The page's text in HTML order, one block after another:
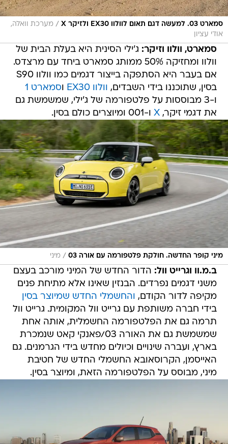
סמארט 03. למעשה דגם תאום לוולוו EX30 ולזיקר X / מערכת וואלה,
אודי עציון
סמארט, וולוו וזיקר: ג'ילי הסינית היא בעלת הבית של
וולוו ומחזיקה 50% ממותג סמארט ביחד עם מרצדס.
אם בעבר היא הסתפקה בייצור דגמים כמו וולוו S90
בסין, שתוכננו בידי השבדים, וולוו EX30 וסמארט 1
ו-3 מבוססות על פלטפורמה של ג'ילי, שמשמשת גם
את דגמי זיקר,X ו-001 ומיוצרים כולם בסין.
מיני קופר החדשה. חולקת פלטפורמה עם אורה 03 / מיני
ב.מ.וו וגרייט וול: הדור החדש של המיני מורכב בעצם
משני דגמים נפרדים. הבנזין שאינו אלא מתיחת פנים
מקיפה לדור הקודם, והחשמלי החדש שמיוצר בסין
בידי חברה משותפת עם גרייט וול המקומית. גרייט וול
תרמה גם את הפלטפורמה החשמלית, אותה אחת
שמשמשת גם את האורה 03/פאנקי קאט שנמכרת
בארץ, ועברה שינויים וכיולים מחדש בידי הגרמנים. גם
האייסמן, הקרוסאובא החשמלי החדש של חטיבת
מיני, מבוסס על הפלטפורמה הזאת, ומיוצר בסין.